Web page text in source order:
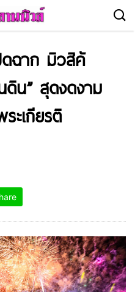
ดฉาก มิวสิคั
ดิน” สุดงดงาม
ะเกียรติ